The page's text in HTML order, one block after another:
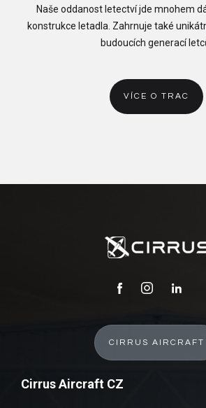
Naše oddanost letectví jde mnohem
konstrukce letadla. Zahrnuje také
budoucích generací
VÍCE O TRAC
CIRRUS AIRCRAFT
Cirrus Aircraft CZ